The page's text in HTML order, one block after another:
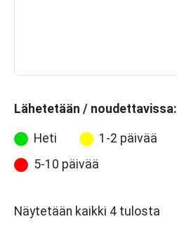
Lähetetään / noudettavissa:
Heti 1-2 päivää
5-10 päivää
Näytetään kaikki 4 tulosta